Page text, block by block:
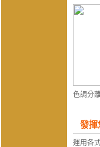
色調分
發揮
運用各